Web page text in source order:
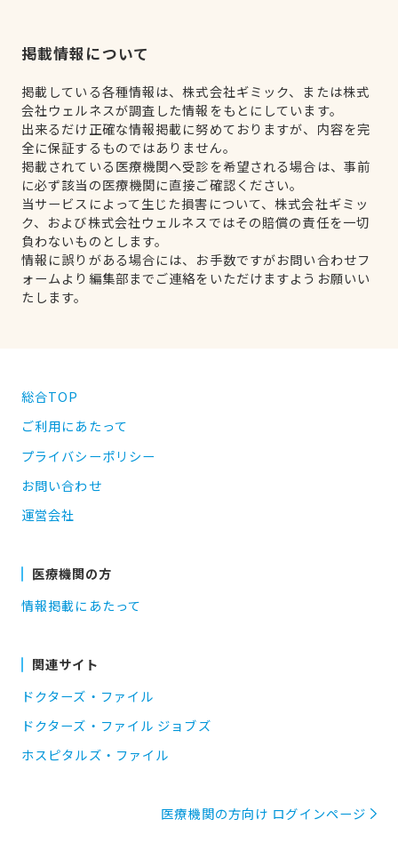
掲載情報について
掲載している各種情報は、株式会社ギミック、または株式
会社ウェルネスが調査した情報をもとにしています。
出来るだけ正確な情報掲載に努めておりますが、内容を完
全に保証するものではありません。
掲載されている医療機関へ受診を希望される場合は、事前
に必ず該当の医療機関に直接ご確認ください。
当サービスによって生じた損害について、株式会社ギミッ
ク、および株式会社ウェルネスではその賠償の責任を一切
負わないものとします。
情報に誤りがある場合には、お手数ですがお問い合わせフ
ォームより編集部までご連絡をいただけますようお願いい
たします。
総合TOP
ご利用にあたって
プライバシーポリシー
お問い合わせ
運営会社
医療機関の方
情報掲載にあたって
関連サイト
ドクターズ・ファイル
ドクターズ・ファイル ジョブズ
ホスピタルズ・ファイル
医療機関の方向け ログインページ